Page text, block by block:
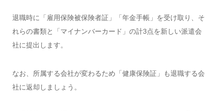
退職時に「雇用保険被保険者証」「年金手帳」を受け取り、そ
れらの書類と「マイナンバーカード」の計3点を新しい派遣会
社に提出します。
なお、所属する会社が変わるため「健康保険証」も退職する会
社に返却しましょう。